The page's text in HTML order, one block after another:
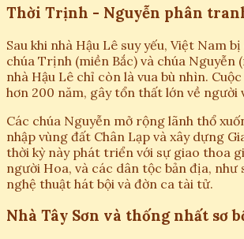
Thời Trịnh - Nguyễn phân tranh
Sau khi nhà Hậu Lê suy yếu, Việt Nam
chúa Trịnh (miền Bắc) và chúa Nguyễn
nhà Hậu Lê chỉ còn là vua bù nhìn.
hơn 200 năm, gây tổn thất lớn về người
Các chúa Nguyễn mở rộng lãnh thổ
nhập vùng đất Chân Lạp và xây dựng
thời kỳ này phát triển với sự giao thoa
người Hoa, và các dân tộc bản địa, như
nghệ thuật hát bội và đờn ca tài tử.
Nhà Tây Sơn và thống nhất sơ